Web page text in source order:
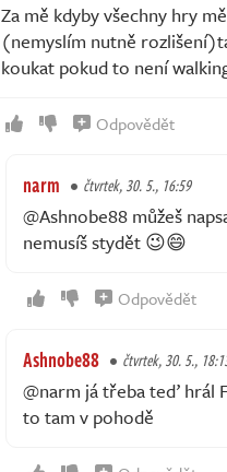
Za mě kdyby všechny hry
(nemyslím nutně
koukat pokud to není
Odpovědět
narm čtvrtek, 30. 5., 16:59
@Ashnobe88 můžeš
nemusíš stydět 😉😄
Odpovědět
Ashnobe88 čtvrtek, 30. 5.,
@narm já třeba teď hrál
to tam v pohodě